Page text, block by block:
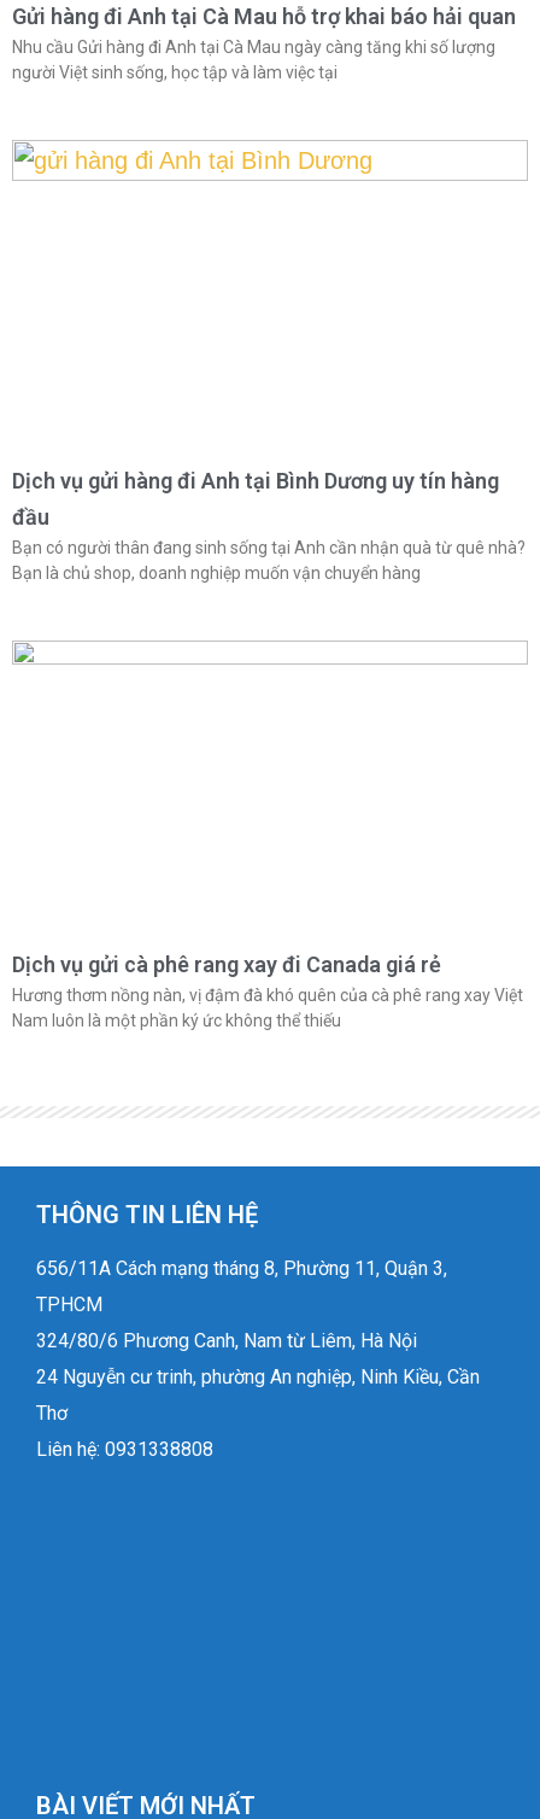
Gửi hàng đi Anh tại Cà Mau hỗ trợ khai báo hải quan
Nhu cầu Gửi hàng đi Anh tại Cà Mau ngày càng tăng khi số lượng
người Việt sinh sống, học tập và làm việc tại
Dịch vụ gửi hàng đi Anh tại Bình Dương uy tín hàng
đầu
Bạn có người thân đang sinh sống tại Anh cần nhận quà từ quê nhà?
Bạn là chủ shop, doanh nghiệp muốn vận chuyển hàng
Dịch vụ gửi cà phê rang xay đi Canada giá rẻ
Hương thơm nồng nàn, vị đậm đà khó quên của cà phê rang xay Việt
Nam luôn là một phần ký ức không thể thiếu
THÔNG TIN LIÊN HỆ
656/11A Cách mạng tháng 8, Phường 11, Quận 3,
TPHCM
324/80/6 Phương Canh, Nam từ Liêm, Hà Nội
24 Nguyễn cư trinh, phường An nghiệp, Ninh Kiều, Cần
Thơ
Liên hệ: 0931338808
BÀI VIẾT MỚI NHẤT